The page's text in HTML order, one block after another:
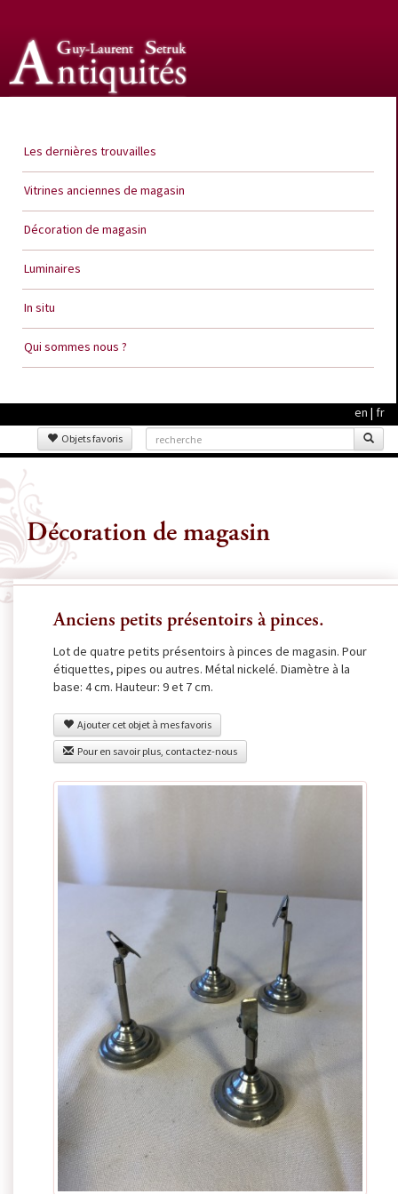
Les dernières trouvailles
Vitrines anciennes de magasin
Décoration de magasin
Luminaires
In situ
Qui sommes nous ?
en | fr
Objets favoris
Décoration de magasin
Anciens petits présentoirs à pinces.
Lot de quatre petits présentoirs à pinces de magasin. Pour
étiquettes, pipes ou autres. Métal nickelé. Diamètre à la
base: 4 cm. Hauteur: 9 et 7 cm.
Ajouter cet objet à mes favoris
Pour en savoir plus, contactez-nous